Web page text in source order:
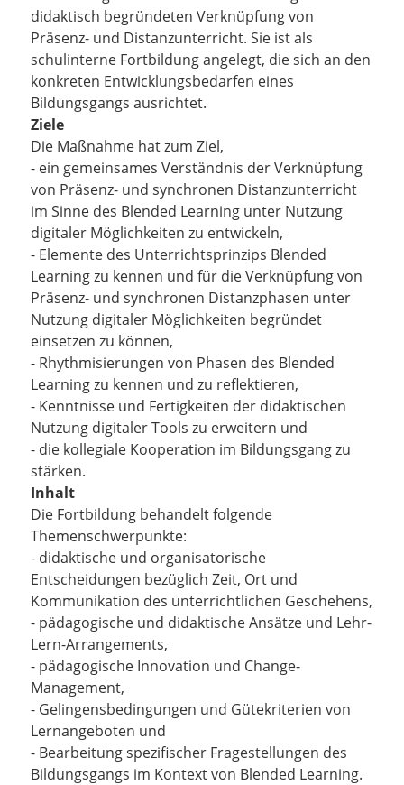
didaktisch begründeten Verknüpfung von
Präsenz- und Distanzunterricht. Sie ist als
schulinterne Fortbildung angelegt, die sich an den
konkreten Entwicklungsbedarfen eines
Bildungsgangs ausrichtet.
Ziele
Die Maßnahme hat zum Ziel,
- ein gemeinsames Verständnis der Verknüpfung
von Präsenz- und synchronen Distanzunterricht
im Sinne des Blended Learning unter Nutzung
digitaler Möglichkeiten zu entwickeln,
- Elemente des Unterrichtsprinzips Blended
Learning zu kennen und für die Verknüpfung von
Präsenz- und synchronen Distanzphasen unter
Nutzung digitaler Möglichkeiten begründet
einsetzen zu können,
- Rhythmisierungen von Phasen des Blended
Learning zu kennen und zu reflektieren,
- Kenntnisse und Fertigkeiten der didaktischen
Nutzung digitaler Tools zu erweitern und
- die kollegiale Kooperation im Bildungsgang zu
stärken.
Inhalt
Die Fortbildung behandelt folgende
Themenschwerpunkte:
- didaktische und organisatorische
Entscheidungen bezüglich Zeit, Ort und
Kommunikation des unterrichtlichen Geschehens,
- pädagogische und didaktische Ansätze und Lehr-
Lern-Arrangements,
- pädagogische Innovation und Change-
Management,
- Gelingensbedingungen und Gütekriterien von
Lernangeboten und
- Bearbeitung spezifischer Fragestellungen des
Bildungsgangs im Kontext von Blended Learning.